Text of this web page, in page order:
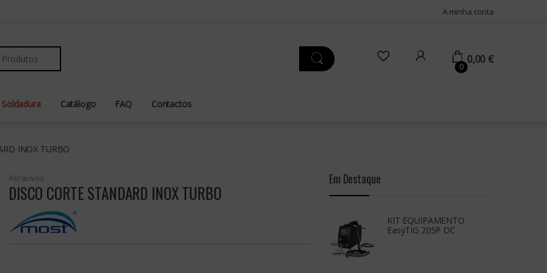
A minha conta
0
0,00 €
Soldadura Catálogo FAQ Contactos
INOX TURBO
Abrasivos
DISCO CORTE STANDARD INOX TURBO
Em Destaque
KIT EQUIPAMENTO
EasyTIG 205P DC